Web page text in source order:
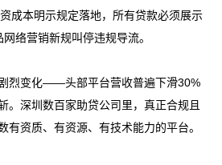
成本明示规定落地，所有贷款必须展示
络营销新规叫停违规导流。
烈变化——头部平台营收普遍下滑30%
。深圳数百家助贷公司里，真正合规且
有资质、有资源、有技术能力的平台。